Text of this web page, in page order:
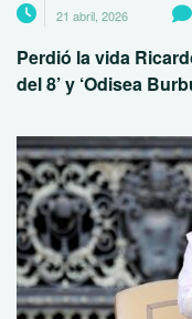
21 abril, 2026
Perdió la vida
del 8’ y ‘Odisea